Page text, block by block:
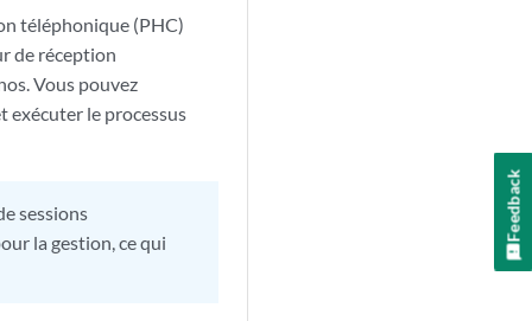
téléphonique (PHC)
de réception
Vous pouvez
exécuter le processus
sessions
la gestion, ce qui
Feedback